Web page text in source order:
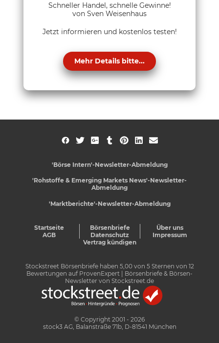
Schneller Handel, schnelle Gewinne!
von Sven Weisenhaus
Jetzt informieren und kostenlos testen!
Mehr Details bitte...
'Börse Intern'-Newsletter-Abmeldung
'Rohstoffe & Emerging Markets News'-Newsletter-
Abmeldung
'Marktberichte'-Newsletter-Abmeldung
Startseite Börsenbriefe
Über uns
AGB
Datenschutz
Impressum
Vertrag kündigen
Stockstreet Börsenbriefe haben 5,00von 5Sternen von 12
Bewertungen auf ProvenExpert
| Börsenbriefe & Börsen-
Newsletter von Stockstreet.de
© Copyright 2001 - 2026
stock3 AG, Balanstraße 71b, D-81541 München